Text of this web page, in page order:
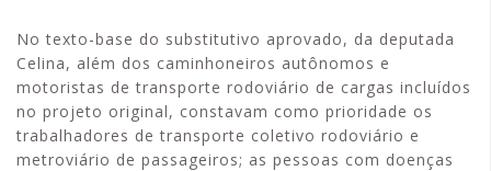
No texto-base do substitutivo aprovado, da deputada
Celina, além dos caminhoneiros autônomos e
motoristas de transporte rodoviário de cargas incluídos
no projeto original, constavam como prioridade os
trabalhadores de transporte coletivo rodoviário e
metroviário de passageiros; as pessoas com doenças